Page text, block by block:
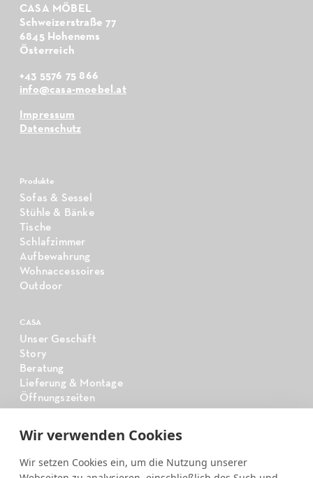
Wir verwenden Cookies
Wir setzen Cookies ein, um die Nutzung unserer
CASA MÖBEL
Schweizerstraße 77
6845 Hohenems
Österreich
+43 5576 75 866
info@casa-moebel.at
Impressum
Datenschutz
Produkte
Sofas & Sessel
Stühle & Bänke
Tische
Schlafzimmer
Aufbewahrung
Wohnaccessoires
Outdoor
CASA
Unser Geschäft
Story
Beratung
Lieferung & Montage
Öffnungszeiten
CASA
Sideboardsystem